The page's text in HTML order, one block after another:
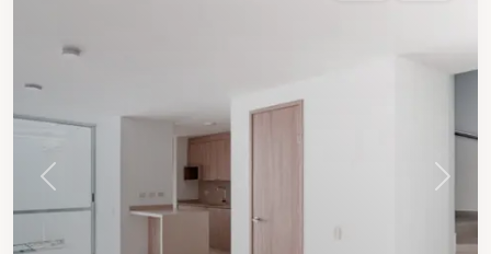
Anterior